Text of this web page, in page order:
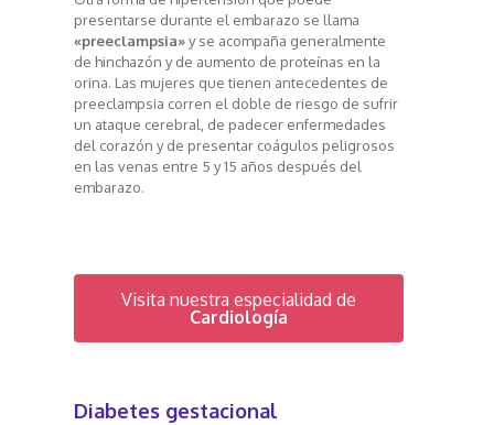
presentarse durante el embarazo se llama
«preeclampsia»y se acompaña generalmente
de hinchazón y de aumento de proteínas en la
orina. Las mujeres que tienen antecedentes de
preeclampsia corren el doble de riesgo de sufrir
un ataque cerebral, de padecer enfermedades
del corazón y de presentar coágulos peligrosos
en las venas entre 5 y 15 años después del
embarazo.
Visita nuestra especialidad de
Cardiología
Diabetes gestacional